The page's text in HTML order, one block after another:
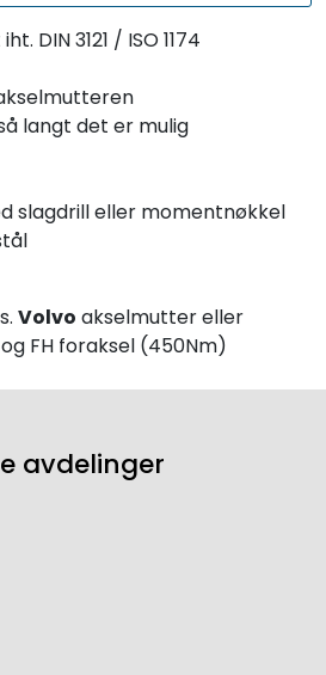
DIN 3121 / ISO 1174
langt det er mulig
slagdrill eller momentnøkkel
Volvo akselmutter eller
FH foraksel (450Nm)
avdelinger